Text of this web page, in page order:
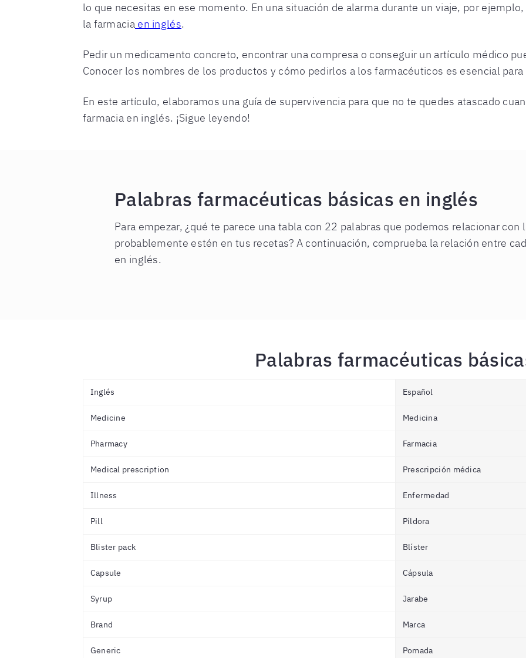
lo que necesitas en ese momento. En una situación de alarma durante un viaje, por
la farmaciaen inglés.
Pedir un medicamento concreto, encontrar una compresa o conseguir un artículo médico
Conocer los nombres de los productos y cómo pedirlos a los farmacéuticos es esencial
En este artículo, elaboramos una guía de supervivencia para que no te quedes atascado
farmacia en inglés. ¡Sigue leyendo!
Palabras farmacéuticas básicas en inglés
Para empezar, ¿qué te parece una tabla con 22 palabras que podemos relacionar con
probablemente estén en tus recetas? A continuación, comprueba la relación entre
en inglés.
Palabras farmacéuticas
Inglés Español
Medicine Medicina
Pharmacy Farmacia
Medical prescription Prescripción médica
Illness Enfermedad
Pill Píldora
Blister pack Blíster
Capsule Cápsula
Syrup Jarabe
Brand Marca
Generic Pomada